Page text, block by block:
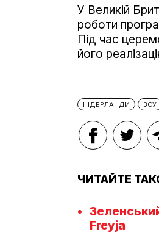
У Великій
роботи
Під час
його
НІДЕРЛАНДИ ЗСУ
ЧИТАЙТЕ
Freyja